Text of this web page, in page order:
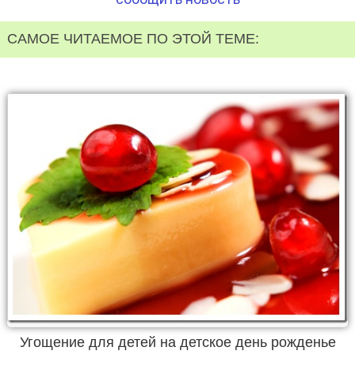
САМОЕ ЧИТАЕМОЕ ПО ЭТОЙ ТЕМЕ:
Угощение для детей на детское день рожденье